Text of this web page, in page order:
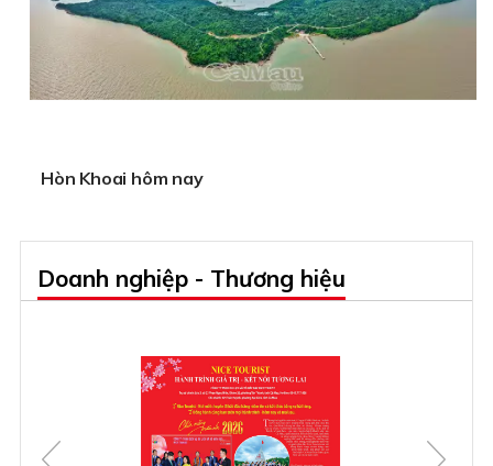
Hòn Khoai hôm nay
Doanh nghiệp - Thương hiệu